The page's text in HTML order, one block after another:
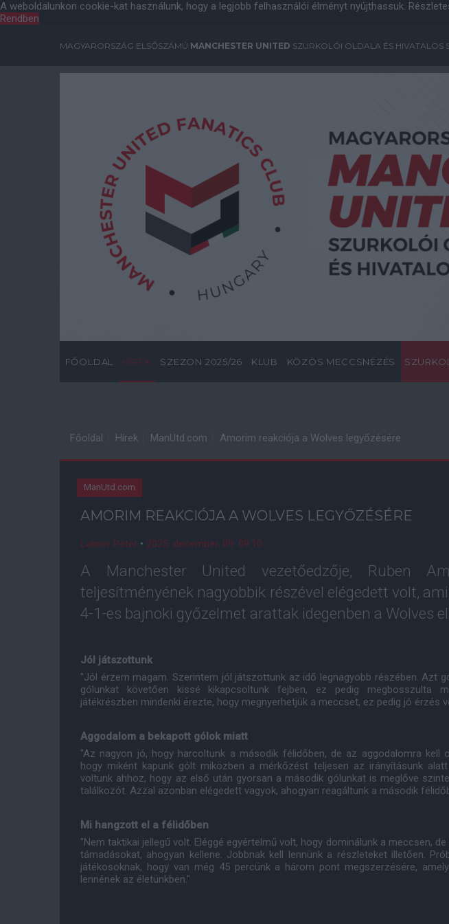
A weboldalunkon cookie-kat használunk, hogy a legjobb felhasználói élményt nyújthassuk.
Rendben
MAGYARORSZÁG ELSŐSZÁMÚ MANCHESTER UNITED SZURKOLÓI OLDALA ÉS HIVATALOS
FŐOLDAL HÍREK SZEZON 2025/26 KLUB KÖZÖS MECCSNÉZÉS
Főoldal Hírek ManUtd.com Amorim reakciója a Wolves legyőzésére
ManUtd.com
AMORIM REAKCIÓJA A WOLVES LEGYŐZÉSÉRE
Lakner Péter • 2025. december. 09. 09:10
A Manchester United vezetőedzője, Ruben
teljesítményének nagyobbik részével elégedett volt,
4-1-es bajnoki győzelmet arattak idegenben a Wolves
Jól játszottunk
"Jól érzem magam. Szerintem jól játszottunk az idő legnagyobb részében. Azt
gólunkat követően kissé kikapcsoltunk fejben, ez pedig megbosszulta
játékrészben mindenki érezte, hogy megnyerhetjük a meccset, ez pedig jó érzés
Aggodalom a bekapott gólok miatt
"Az nagyon jó, hogy harcoltunk a második félidőben, de az aggodalomra kell
hogy miként kapunk gólt miközben a mérkőzést teljesen az irányításunk
voltunk ahhoz, hogy az első után gyorsan a második gólunkat is meglőve
találkozót. Azzal azonban elégedett vagyok, ahogyan reagáltunk a második
Mi hangzott el a félidőben
"Nem taktikai jellegű volt. Eléggé egyértelmű volt, hogy dominálunk a meccsen,
támadásokat, ahogyan kellene. Jobbnak kell lennünk a részleteket illetően.
játékosoknak, hogy van még 45 percünk a három pont megszerzésére,
lennének az életünkben."